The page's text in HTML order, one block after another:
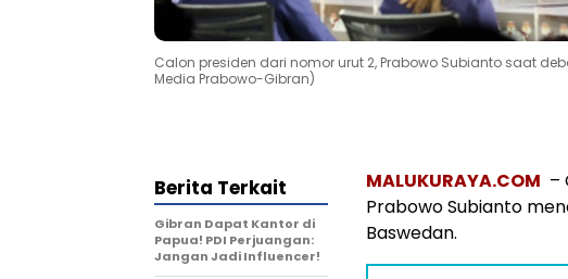
Calon presiden dari nomor urut 2, Prabowo Subianto saat
Media Prabowo-Gibran)
MALUKURAYA.COM –
Prabowo Subianto
Baswedan.
Berita Terkait
Gibran Dapat Kantor di
Papua! PDI Perjuangan:
Jangan Jadi Influencer!